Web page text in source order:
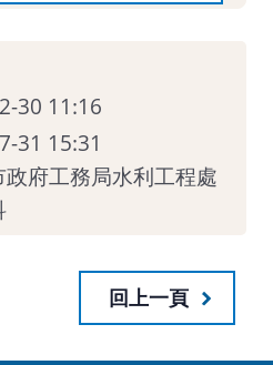
30 11:16
31 15:31
府工務局水利工程處
回上一頁